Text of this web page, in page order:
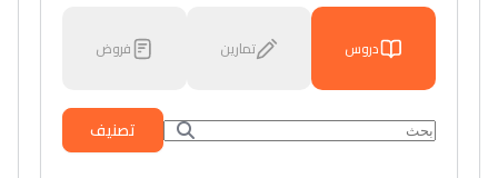
دروس تمارين فروض
تصنيف